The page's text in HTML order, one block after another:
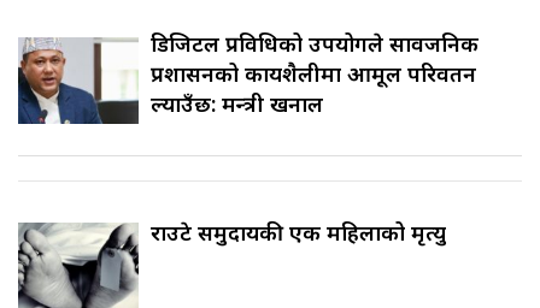
डिजिटल प्रविधिको उपयोगले सार्वजनिक
प्रशासनको कार्यशैलीमा आमूल परिवर्तन
ल्याउँछ: मन्त्री खनाल
राउटे समुदायकी एक महिलाको मृत्यु